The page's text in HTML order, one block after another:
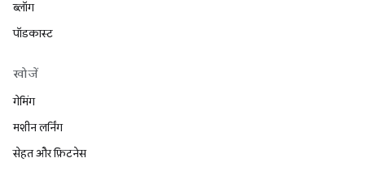
ब्लॉग
पॉडकास्ट
खोजें
गेमिंग
मशीन लर्निंग
सेहत और फ़िटनेस